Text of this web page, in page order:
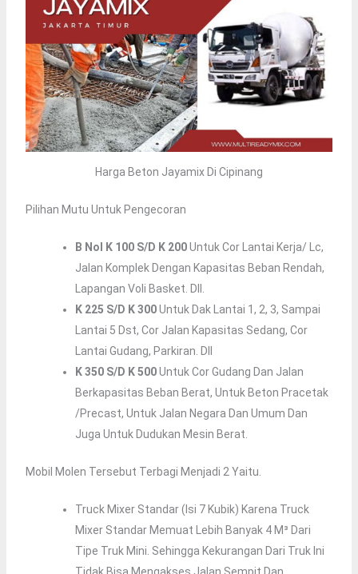
Harga Beton Jayamix Di Cipinang
Pilihan Mutu Untuk Pengecoran
B Nol K 100 S/d K 200Untuk Cor Lantai Kerja/ Lc,
Jalan Komplek Dengan Kapasitas Beban Rendah,
Lapangan Voli Basket. Dll.
K 225 S/d K 300Untuk Dak Lantai 1, 2, 3, Sampai
Lantai 5 Dst, Cor Jalan Kapasitas Sedang, Cor
Lantai Gudang, Parkiran. Dll
K 350 S/d K 500Untuk Cor Gudang Dan Jalan
Berkapasitas Beban Berat, Untuk Beton Pracetak
/precast, Untuk Jalan Negara Dan Umum Dan
Juga Untuk Dudukan Mesin Berat.
Mobil Molen Tersebut Terbagi Menjadi 2 Yaitu.
Truck Mixer Standar (isi 7 Kubik) Karena Truck
Mixer Standar Memuat Lebih Banyak 4 M³ Dari
Tipe Truk Mini. Sehingga Kekurangan Dari Truk Ini
Tidak Bisa Mengakses Jalan Sempit Dan